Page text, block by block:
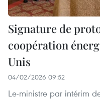
Signature de
coopération
Unis
04/02/2026 09:52
Le-ministre par intérim